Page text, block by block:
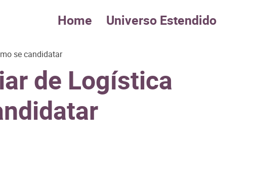
Home Universo Estendido
se candidatar
de Logística